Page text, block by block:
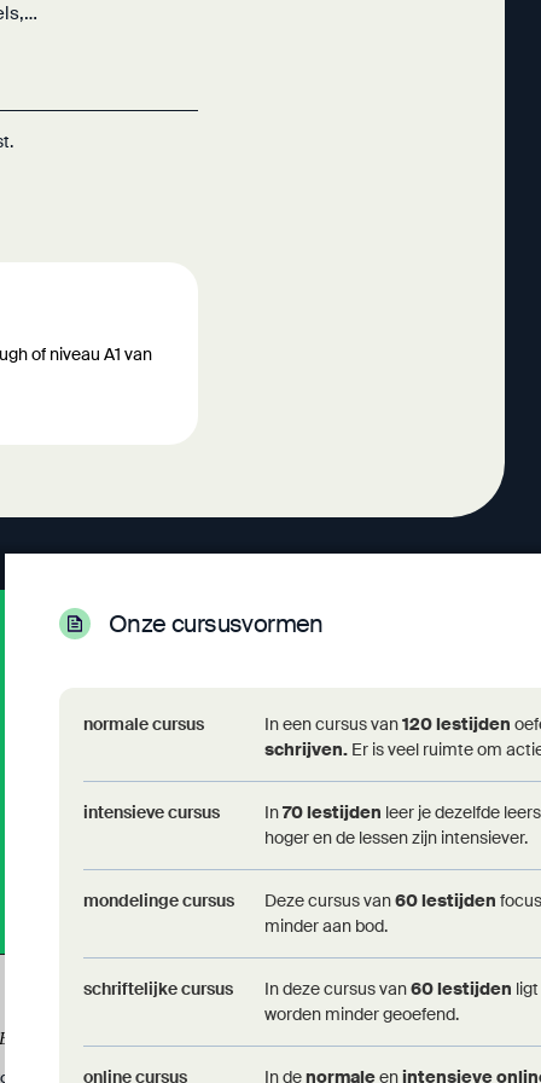
of niveau A1 van
Onze cursusvormen
normale cursus In een cursus van120 lestijden
schrijven. Er is veel ruimte om
intensieve cursus In70 lestijden leer je dezelfde
hoger en de lessen zijn intensiever.
mondelinge cursus Deze cursus van60 lestijden
minder aan bod.
schriftelijke cursus In deze cursus van60 lestijden
worden minder geoefend.
online cursus In denormaleenintensieve
+32(0)43/81 91 02
ons
Online leerplatform